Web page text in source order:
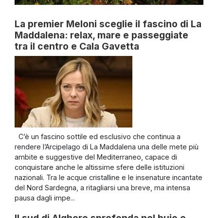
La premier Meloni sceglie il fascino di La
Maddalena: relax, mare e passeggiate
tra il centro e Cala Gavetta
C’è un fascino sottile ed esclusivo che continua a
rendere l’Arcipelago di La Maddalena una delle mete più
ambite e suggestive del Mediterraneo, capace di
conquistare anche le altissime sfere delle istituzioni
nazionali. Tra le acque cristalline e le insenature incantate
del Nord Sardegna, a ritagliarsi una breve, ma intensa
pausa dagli impe...